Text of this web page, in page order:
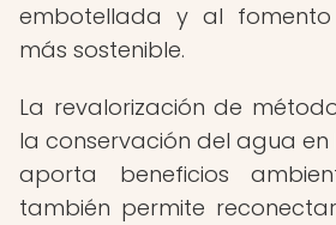
embotellada y al
más sostenible.
La revalorización de
la conservación del agua
aporta beneficios
también permite